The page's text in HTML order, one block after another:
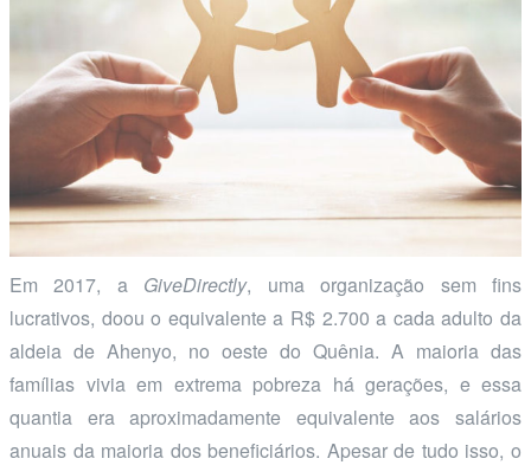
Em 2017, a GiveDirectly, uma organização sem fins
lucrativos, doou o equivalente a R$ 2.700 a cada adulto da
aldeia de Ahenyo, no oeste do Quênia. A maioria das
famílias vivia em extrema pobreza há gerações, e essa
quantia era aproximadamente equivalente aos salários
anuais da maioria dos beneficiários. Apesar de tudo isso, o